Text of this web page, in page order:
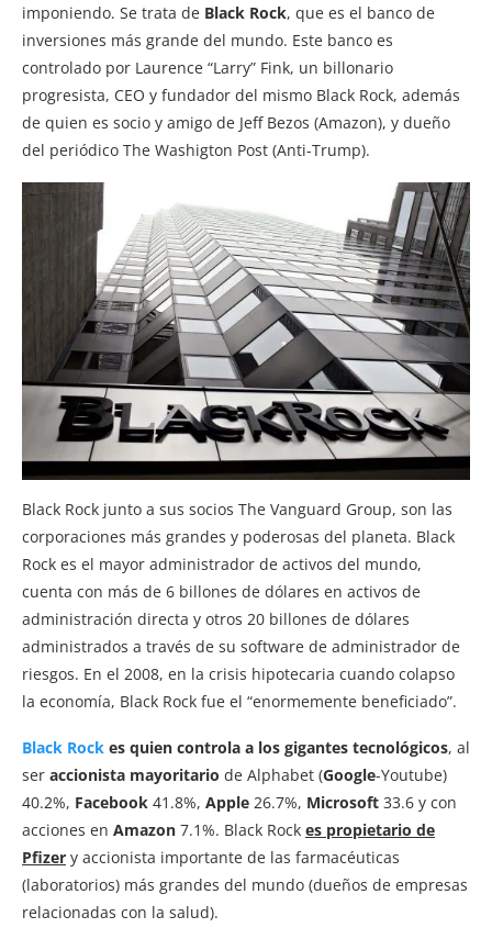
imponiendo. Se trata de Black Rock, que es el banco de
inversiones más grande del mundo. Este banco es
controlado por Laurence “Larry” Fink, un billonario
progresista, CEO y fundador del mismo Black Rock, además
de quien es socio y amigo de Jeff Bezos (Amazon), y dueño
del periódico The Washigton Post (Anti-Trump).
Black Rock junto a sus socios The Vanguard Group, son las
corporaciones más grandes y poderosas del planeta. Black
Rock es el mayor administrador de activos del mundo,
cuenta con más de 6 billones de dólares en activos de
administración directa y otros 20 billones de dólares
administrados a través de su software de administrador de
riesgos. En el 2008, en la crisis hipotecaria cuando colapso
la economía, Black Rock fue el “enormemente beneficiado”.
Black Rock es quien controla a los gigantes tecnológicos, al
ser accionista mayoritario de Alphabet (Google-Youtube)
40.2%, Facebook 41.8%, Apple 26.7%, Microsoft 33.6 y con
acciones en Amazon 7.1%. Black Rock es propietario de
Pfizer y accionista importante de las farmacéuticas
(laboratorios) más grandes del mundo (dueños de empresas
relacionadas con la salud).